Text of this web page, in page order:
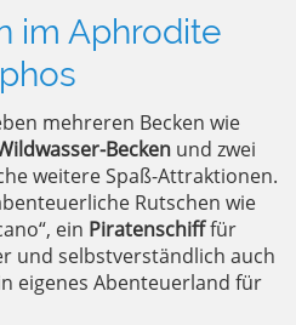
im Aphrodite
mehreren Becken wie
Becken und zwei
weitere Spaß-Attraktionen.
Rutschen wie
ein Piratenschifffür
und selbstverständlich auch
eigenes Abenteuerland für